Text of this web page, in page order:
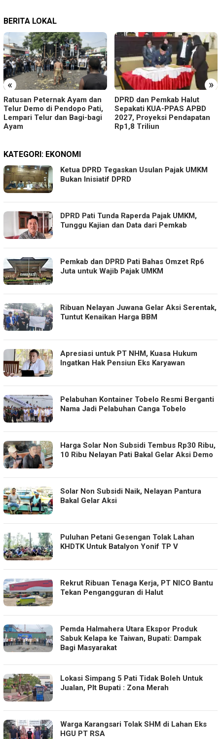
BERITA LOKAL
« »
Ratusan Peternak Ayam dan
Telur Demo di Pendopo Pati,
Lempari Telur dan Bagi-bagi
Ayam
DPRD dan Pemkab Halut
Sepakati KUA-PPAS APBD
2027, Proyeksi Pendapatan
Rp1,8 Triliun
KATEGORI: EKONOMI
Ketua DPRD Tegaskan Usulan Pajak UMKM
Bukan Inisiatif DPRD
DPRD Pati Tunda Raperda Pajak UMKM,
Tunggu Kajian dan Data dari Pemkab
Pemkab dan DPRD Pati Bahas Omzet Rp6
Juta untuk Wajib Pajak UMKM
Ribuan Nelayan Juwana Gelar Aksi Serentak,
Tuntut Kenaikan Harga BBM
Apresiasi untuk PT NHM, Kuasa Hukum
Ingatkan Hak Pensiun Eks Karyawan
Pelabuhan Kontainer Tobelo Resmi Berganti
Nama Jadi Pelabuhan Canga Tobelo
Harga Solar Non Subsidi Tembus Rp30 Ribu,
10 Ribu Nelayan Pati Bakal Gelar Aksi Demo
Solar Non Subsidi Naik, Nelayan Pantura
Bakal Gelar Aksi
Puluhan Petani Gesengan Tolak Lahan
KHDTK Untuk Batalyon Yonif TP V
Rekrut Ribuan Tenaga Kerja, PT NICO Bantu
Tekan Pengangguran di Halut
Pemda Halmahera Utara Ekspor Produk
Sabuk Kelapa ke Taiwan, Bupati: Dampak
Bagi Masyarakat
Lokasi Simpang 5 Pati Tidak Boleh Untuk
Jualan, Plt Bupati : Zona Merah
Warga Karangsari Tolak SHM di Lahan Eks
HGU PT RSA